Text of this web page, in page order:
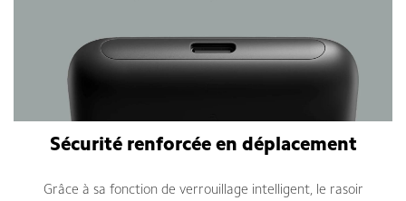
Sécurité renforcée en déplacement
Grâce à sa fonction de verrouillage intelligent, le rasoir